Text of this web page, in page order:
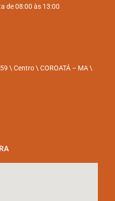
de 08:00 às 13:00
\ Centro \ COROATÁ – MA \